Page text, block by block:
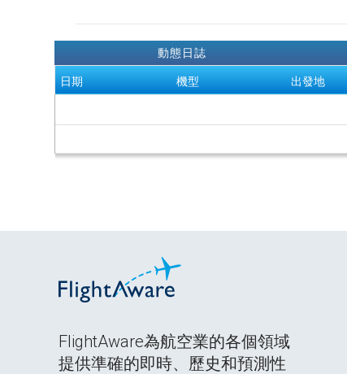
動態日誌
日期 機型 出發地
FlightAware為航空業的各個領域
提供準確的即時、歷史和預測性